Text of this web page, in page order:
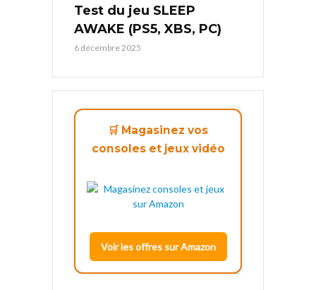
Test du jeu SLEEP
AWAKE (PS5, XBS, PC)
6 décembre 2025
🛒 Magasinez vos
consoles et jeux vidéo
Voir les offres sur Amazon